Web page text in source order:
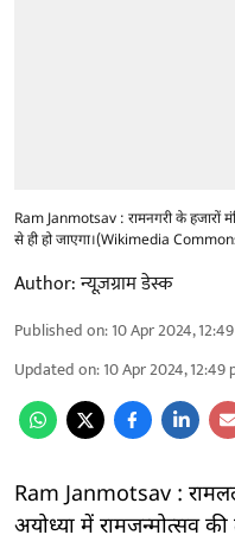
Ram Janmotsav : रामनगरी के हजारों
से ही हो जाएगा।(Wikimedia
Author:न्यूज़ग्राम डेस्क
Published on:10 Apr 2024,
Updated on:10 Apr 2024, 12:49
Ram Janmotsav :
अयोध्या में रामजन्मोत्सव